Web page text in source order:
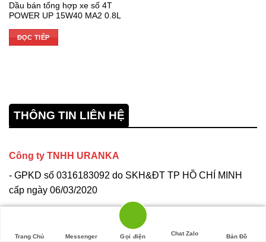
Dầu bán tổng hợp xe số 4T
POWER UP 15W40 MA2 0.8L
ĐỌC TIẾP
THÔNG TIN LIÊN HỆ
Công ty TNHH URANKA
- GPKD số 0316183092 do SKH&ĐT TP HỒ CHÍ MINH
cấp ngày 06/03/2020
Địa chỉ: 117 Huỳnh Minh Mương - Huyện Củ Chi -TP HCM
Bản Đồ
Chat Zalo
Gọi điện
Messenger
Trang Chủ